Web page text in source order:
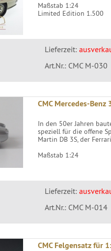
Maßstab 1:24
Limited Edition 1.500
Lieferzeit:
Art.Nr.: CMC M-030
CMC Mercedes-Benz
In den 50er Jahren
speziell für die offene
Martin DB 3S, der
Maßstab 1:24
Lieferzeit:
Art.Nr.: CMC M-014
CMC Felgensatz für